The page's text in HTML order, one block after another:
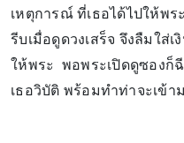
เหตุการณ์ ที่เธอได้ไปให้พ
รีบเมื่อดูดวงเสร็จ จึงลืมใส่
ให้พระ พอพระเปิดดูซองก็
เธอวิบัติ พร้อมทำท่าจะเข้า